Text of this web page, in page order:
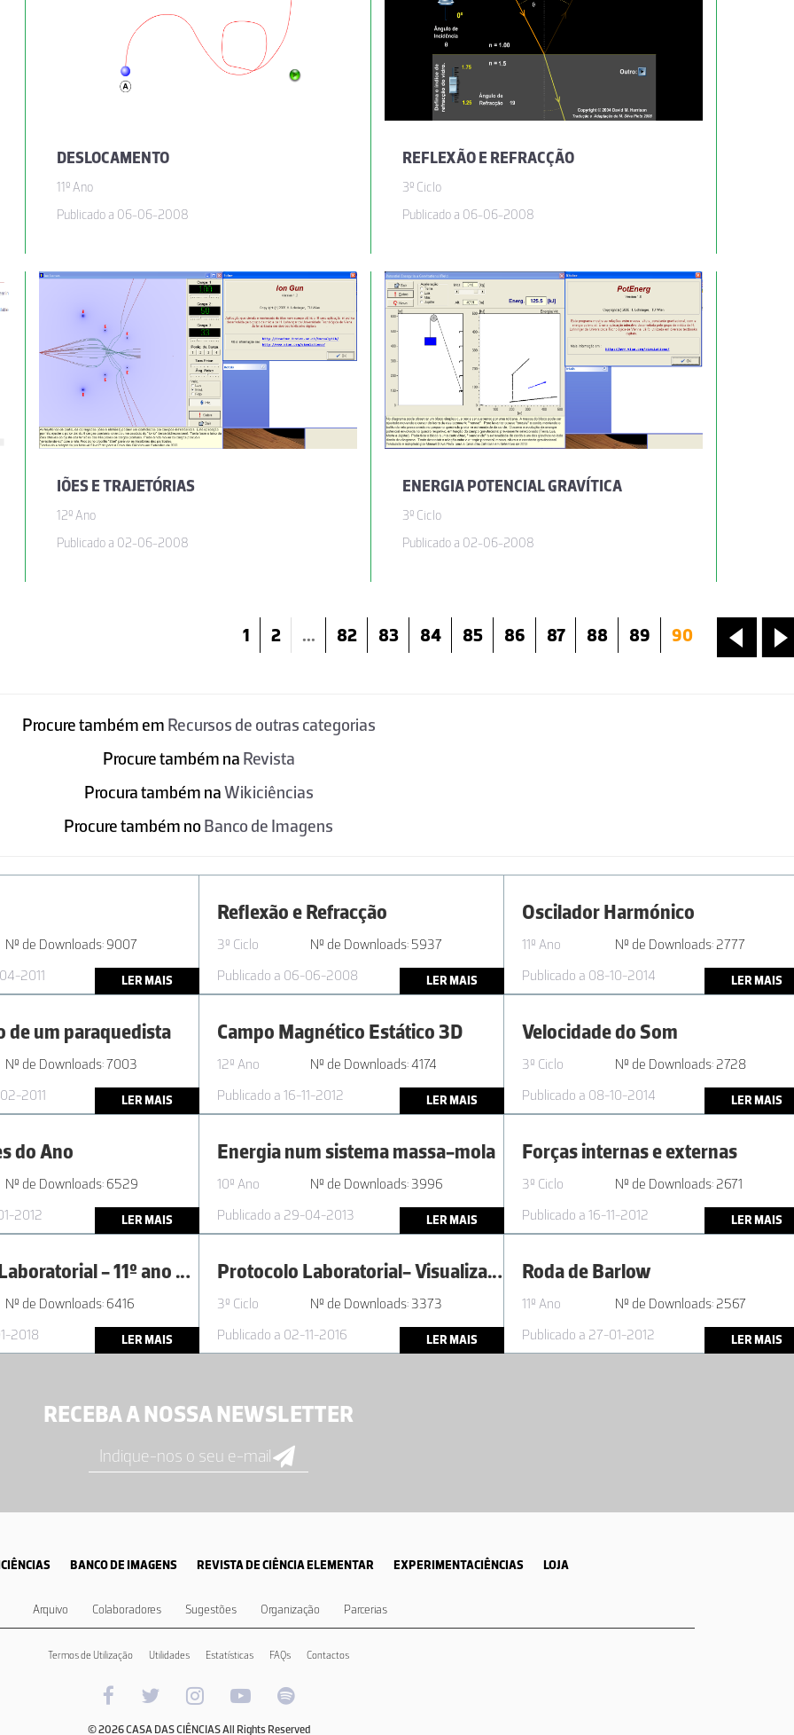
DESLOCAMENTO
11º Ano
Publicado a 06-06-2008
REFLEXÃO E REFRACÇÃO
3º Ciclo
Publicado a 06-06-2008
IÕES E TRAJETÓRIAS
12º Ano
Publicado a 02-06-2008
ENERGIA POTENCIAL GRAVÍTICA
3º Ciclo
Publicado a 02-06-2008
«
1 2 ... 82 83 84 85 86 87 88 89 90 »
Procure também em Recursos de outras categorias
Procure também na Revista
Procura também naWikiciências
Procure também no Banco de Imagens
Nº de Downloads: 9007
2011
LER MAIS
de um paraquedista
Nº de Downloads: 7003
2011
LER MAIS
do Ano
Nº de Downloads: 6529
2012
LER MAIS
Protocolo Laboratorial - 11º ano AL 2.1 Características do som
Nº de Downloads: 6416
2018
LER MAIS
Reflexão e Refracção
3º Ciclo
Nº de Downloads: 5937
Publicado a 06-06-2008
LER MAIS
Campo Magnético Estático 3D
12º Ano
Nº de Downloads: 4174
Publicado a 16-11-2012
LER MAIS
Energia num sistema massa-mola
10º Ano
Nº de Downloads: 3996
Publicado a 29-04-2013
LER MAIS
Protocolo Laboratorial- Visualização de ondas sonoras e determinação do período e da frequência de um diapasão
3º Ciclo
Nº de Downloads: 3373
Publicado a 02-11-2016
LER MAIS
Oscilador Harmónico
11º Ano
Nº de Downloads: 2777
Publicado a 08-10-2014
LER MAIS
Velocidade do Som
3º Ciclo
Nº de Downloads: 2728
Publicado a 08-10-2014
LER MAIS
Forças internas e externas
3º Ciclo
Nº de Downloads: 2671
Publicado a 16-11-2012
LER MAIS
Roda de Barlow
11º Ano
Nº de Downloads: 2567
Publicado a 27-01-2012
LER MAIS
RECEBA A NOSSA NEWSLETTER
BANCO DE IMAGENS REVISTA DE CIÊNCIA ELEMENTAR EXPERIMENTACIÊNCIAS LOJA
Arquivo Colaboradores Sugestões Organização Parcerias
Termos de Utilização Utilidades Estatísticas FAQs Contactos
© 2026 CASA DAS CIÊNCIAS All Rights Reserved